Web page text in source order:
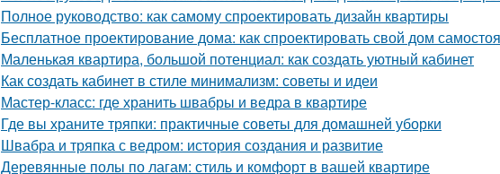
Полное руководство: как самому спроектировать дизайн квартиры
Бесплатное проектирование дома: как спроектировать свой дом
Маленькая квартира, большой потенциал: как создать уютный кабинет
Как создать кабинет в стиле минимализм: советы и идеи
Мастер-класс: где хранить швабры и ведра в квартире
Где вы храните тряпки: практичные советы для домашней уборки
Швабра и тряпка с ведром: история создания и развитие
Деревянные полы по лагам: стиль и комфорт в вашей квартире